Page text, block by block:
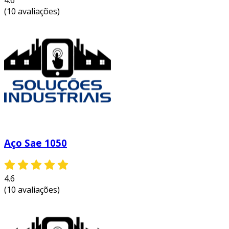
segmentos.
além das aplicações, é crucial considerar a
manutenção e o cuidado com a chapa sae 1020.
para garantir sua durabilidade, recomenda-se:
proteção contra corrosão
revestimentos ou pintura para evitar
locais secos e ventilados.
inspeção regular
deformações.
material.
(10 avaliações)
Aço Sae 1050
4.6
(10 avaliações)